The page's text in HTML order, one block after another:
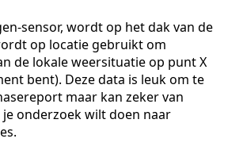
sensor, wordt op het dak van de
op locatie gebruikt om
de lokale weersituatie op punt X
bent). Deze data is leuk om te
maar kan zeker van
onderzoek wilt doen naar